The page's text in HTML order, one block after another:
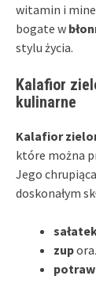
witamin i
bogate w
stylu życia.
Kalafior
kulinarne
Kalafior
które można
Jego
doskonałym
zup